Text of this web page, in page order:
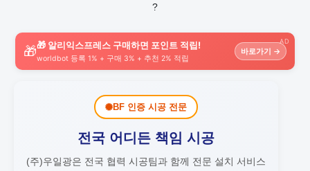
?
AD
🎁🎁 알리익스프레스 구매하면 포인트 적립!
worldbot 등록 1% + 구매 3% + 추천 2% 적립
바로가기 →
BF 인증 시공 전문
전국 어디든 책임 시공
(주)우일광은 전국 협력 시공팀과 함께 전문 설치 서비스